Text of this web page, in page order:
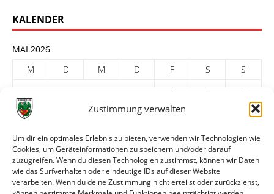
Zustimmung verwalten
Um dir ein optimales Erlebnis zu bieten, verwenden wir Technologien wie
Cookies, um Geräteinformationen zu speichern und/oder darauf
zuzugreifen. Wenn du diesen Technologien zustimmst, können wir Daten
wie das Surfverhalten oder eindeutige IDs auf dieser Website
verarbeiten. Wenn du deine Zustimmung nicht erteilst oder zurückziehst,
KALENDER
MAI 2026
M
D M D F S
S
1
2
3
4
6 7 8
18
19 20 21 22 23
25
26 27 28 29 30
« Apr.
Juni »